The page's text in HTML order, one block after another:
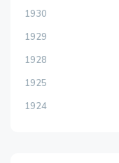
1930
1929
1928
1925
1924